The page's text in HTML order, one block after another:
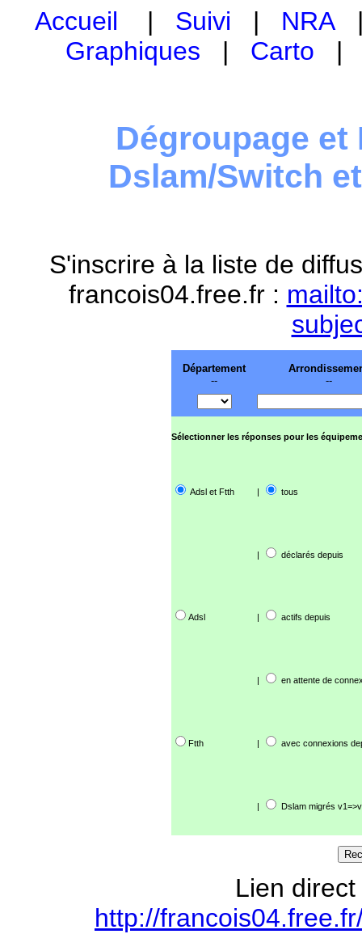
Accueil | Suivi | NRA
Graphiques | Carto
Dégroupage et
Dslam/Switch
S'inscrire à la liste de
francois04.free.fr :
Département
--
--
Sélectionner les réponses pour les
Adsl et Ftth | tous
| déclarés depuis
Adsl | actifs depuis
| en attente de
Ftth | avec connexions
| Dslam migrés
Lien
http://